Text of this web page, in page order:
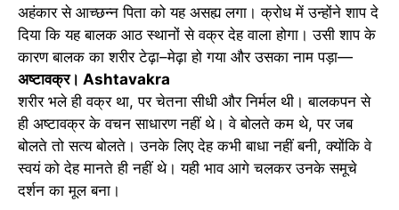
अहंकार से आच्छन्न पिता को यह असह्य लगा। क्रोध में उन्होंने शाप दे
दिया कि यह बालक आठ स्थानों से वक्र देह वाला होगा। उसी शाप के
कारण बालक का शरीर टेढ़ा–मेढ़ा हो गया और उसका नाम पड़ा—
अष्टावक्र। Ashtavakra
शरीर भले ही वक्र था, पर चेतना सीधी और निर्मल थी। बालकपन से
ही अष्टावक्र के वचन साधारण नहीं थे। वे बोलते कम थे, पर जब
बोलते तो सत्य बोलते। उनके लिए देह कभी बाधा नहीं बनी, क्योंकि वे
स्वयं को देह मानते ही नहीं थे। यही भाव आगे चलकर उनके समूचे
दर्शन का मूल बना।